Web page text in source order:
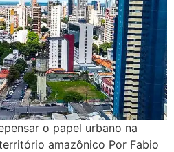
o papel urbano na
amazônico Por Fabio